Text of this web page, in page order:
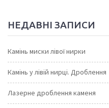
НЕДАВНІ ЗАПИСИ
Камінь миски лівої нирки
Камінь у лівій нирці. Дроблення
Лазерне дроблення каменя